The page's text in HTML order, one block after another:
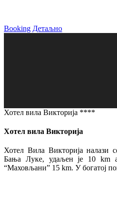
Booking Детаљно
Хотел вила Викторија ****
Хотел вила Викторија
Хотел Вила Викторија налази
Бања Луке, удаљен је 10 km
“Маховљани” 15 km. У богатој